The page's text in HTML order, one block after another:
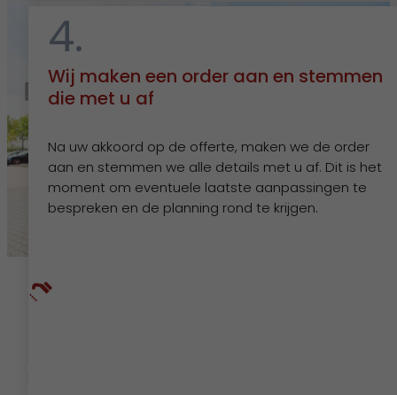
4.
Wij maken een order aan en stemmen
die met u af
Na uw akkoord op de offerte, maken we de order
aan en stemmen we alle details met u af. Dit is het
moment om eventuele laatste aanpassingen te
bespreken en de planning rond te krijgen.